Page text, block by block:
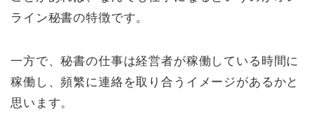
ライン秘書の特徴です。
一方で、秘書の仕事は経営者が稼働している時間に
稼働し、頻繁に連絡を取り合うイメージがあるかと
思います。